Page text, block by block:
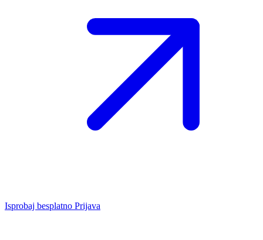
Isprobaj besplatno Prijava